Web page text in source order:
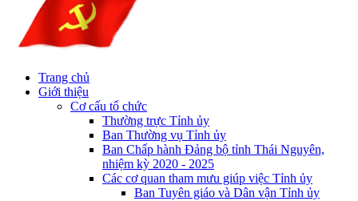
Trang chủ
Giới thiệu
Cơ cấu tổ chức
Thường trực Tỉnh ủy
Ban Thường vụ Tỉnh ủy
Ban Chấp hành Đảng bộ tỉnh Thái Nguyên,
nhiệm kỳ 2020 - 2025
Các cơ quan tham mưu giúp việc Tỉnh ủy
Ban Tuyên giáo và Dân vận Tỉnh ủy